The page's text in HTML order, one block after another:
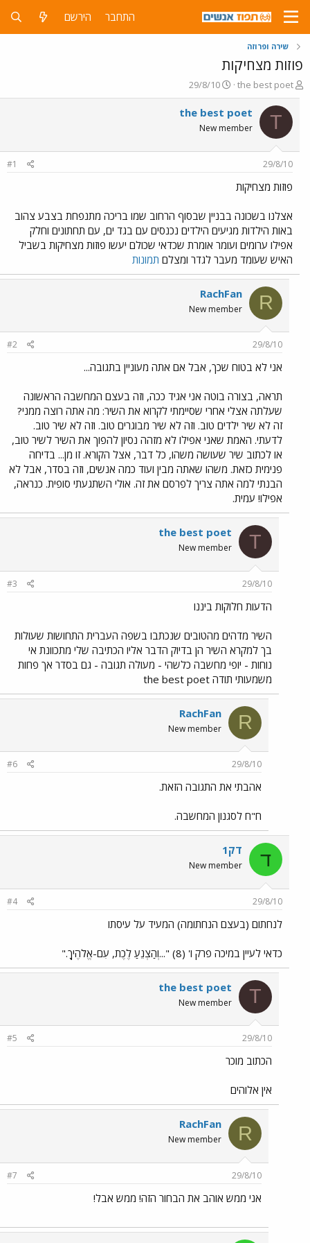
התחבר הירשם
שירה ופרוזה
פוזות מצחיקות
פ
ו
ת
ח
ה
ו
ש
א
the best poet
פ
ו
ר
ם
29/8/10
T
the best poet
New member
29/8/10
#1
פוזות מצחיקות
אצלנו בשכונה בבניין שבסוף הרחוב שמו בריכה מתנפחת בצבע צהוב
באות הילדות מגיעים הילדים נכנסים עם בגד ים, עם תחתונים וחלק
אפילו ערומים ועומר אומרת שכדאי שכולם יעשו פוזות מצחיקות בשביל
האיש שעומד מעבר לגדר ומצלם תמונות
R
RachFan
New member
29/8/10
#2
אני לא בטוח שכך, אבל אם אתה מעוניין בתגובה...
תראה, בצורה בוטה אני אגיד ככה, וזה בעצם המחשבה הראשונה
שעלתה אצלי אחרי שסיימתי לקרוא את השיר: מה אתה רוצה ממני?
זה לא שיר ילדים טוב. וזה לא שיר מבוגרים טוב. וזה לא שיר טוב.
לדעתי. האמת שאני אפילו לא מזהה נסיון להפוך את השיר לשיר טוב,
או לכתוב שיר שעושה משהו, כל דבר, אצל הקורא. זו מן... בדיחה
פנימית כזאת. משהו שאתה מבין ועוד כמה אנשים, וזה בסדר, אבל לא
הבנתי למה אתה צריך לפרסם את זה. אולי השתגעתי סופית. כנראה,
אפילו! עמית.
T
the best poet
New member
29/8/10
#3
הדעות חלוקות ביננו
השיר מדהים מהטובים שנכתבו בשפה העברית התחושות שעולות
בך למקרא השיר הן בדיוק הדבר אליו הכתיבה שלי מתכוונת אי
נוחות - יופי מחשבה כלשהי - מעולה תגובה - גם בסדר אך פחות
משמעותי תודה the best poet
R
RachFan
New member
29/8/10
#6
אהבתי את התגובה הזאת.
ח"ח לסגנון המחשבה.
ד דק1
New member
29/8/10
#4
לנחתום (בעצם הנחתומה) המעיד על עיסתו
כדאי לעיין במיכה פרק ו' (8) "...וְהַצְנֵעַ לֶכֶת, עִם-אֱלֹהֶיךָ."
T
the best poet
New member
29/8/10
#5
הכתוב מוכר
אין אלוהים
R
RachFan
New member
29/8/10
#7
אני ממש אוהב את הבחור הזה! ממש אבל!